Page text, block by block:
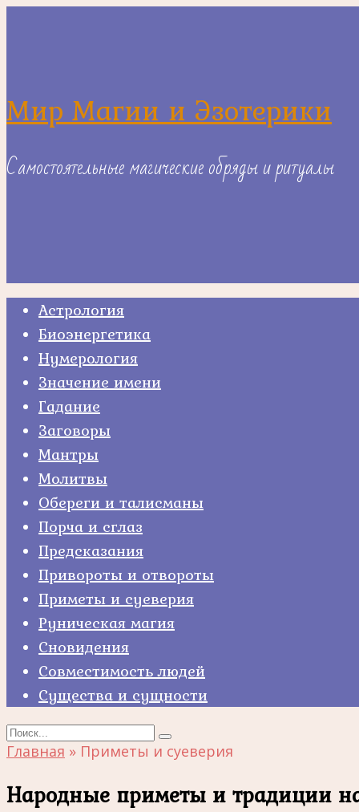
Мир Магии и Эзотерики
Самостоятельные магические обряды и ритуалы
Астрология
Биоэнергетика
Нумерология
Значение имени
Гадание
Заговоры
Мантры
Молитвы
Обереги и талисманы
Порча и сглаз
Предсказания
Привороты и отвороты
Приметы и суеверия
Руническая магия
Сновидения
Совместимость людей
Существа и сущности
Search
for:
Главная » Приметы и суеверия
Народные приметы и традиции